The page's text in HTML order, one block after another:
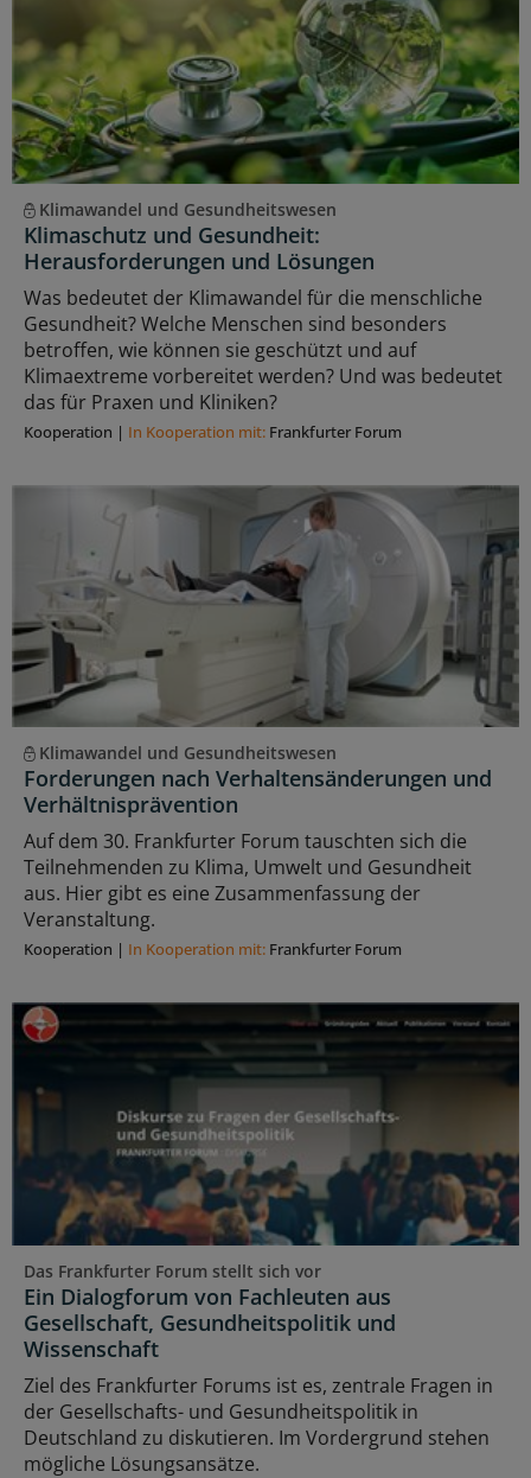
Klimawandel und Gesundheitswesen
Klimaschutz und Gesundheit:
Herausforderungen und Lösungen
Was bedeutet der Klimawandel für die menschliche
Gesundheit? Welche Menschen sind besonders
betroffen, wie können sie geschützt und auf
Klimaextreme vorbereitet werden? Und was bedeutet
das für Praxen und Kliniken?
Kooperation | In Kooperation mit: Frankfurter Forum
Klimawandel und Gesundheitswesen
Forderungen nach Verhaltensänderungen und
Verhältnisprävention
Auf dem 30. Frankfurter Forum tauschten sich die
Teilnehmenden zu Klima, Umwelt und Gesundheit
aus. Hier gibt es eine Zusammenfassung der
Veranstaltung.
Kooperation | In Kooperation mit: Frankfurter Forum
Das Frankfurter Forum stellt sich vor
Ein Dialogforum von Fachleuten aus
Gesellschaft, Gesundheitspolitik und
Wissenschaft
Ziel des Frankfurter Forums ist es, zentrale Fragen in
der Gesellschafts- und Gesundheitspolitik in
Deutschland zu diskutieren. Im Vordergrund stehen
mögliche Lösungsansätze.